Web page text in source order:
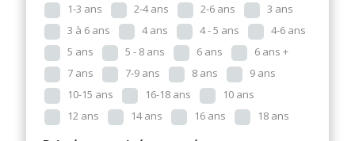
1-3 ans
2-4 ans 2-6 ans
3 ans
3 à 6 ans
4 ans 4 - 5 ans
4-6 ans
5 ans
5 - 8 ans 6 ans
6 ans +
7 ans
7-9 ans 8 ans
9 ans
10-15 ans
16-18 ans
10 ans
12 ans
14 ans 16 ans 18 ans